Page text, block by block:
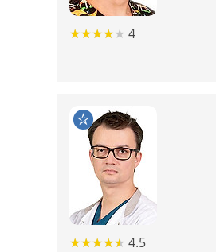
★★★★★
★★★★★ 4
★★★★★
★★★★★ 4.5